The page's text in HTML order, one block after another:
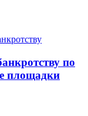
по
площадки